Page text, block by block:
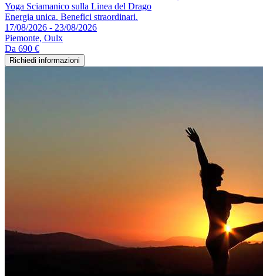
Yoga Sciamanico sulla Linea del Drago
Energia unica. Benefici straordinari.
17/08/2026 - 23/08/2026
Piemonte, Oulx
Da 690 €
Richiedi informazioni